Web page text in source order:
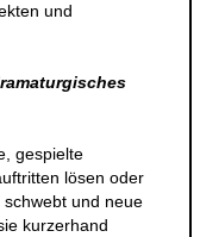
und
gespielte
lösen oder
und neue
kurzerhand